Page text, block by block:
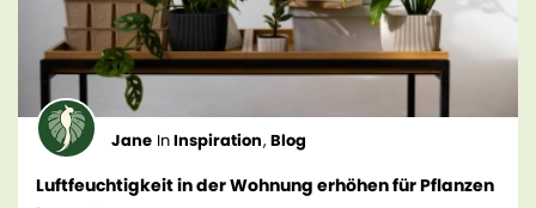
Jane InInspiration, Blog
Luftfeuchtigkeit in der Wohnung erhöhen für Pflanzen